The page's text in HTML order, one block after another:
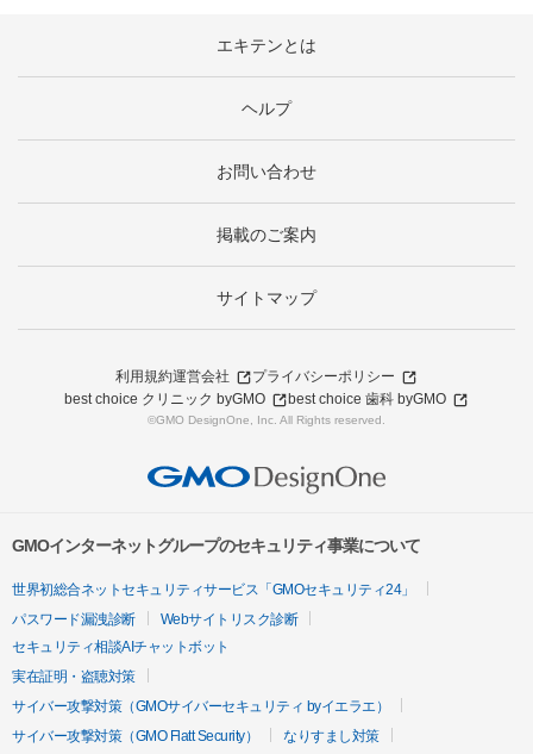
エキテンとは
ヘルプ
お問い合わせ
掲載のご案内
サイトマップ
利用規約運営会社
プライバシーポリシー
best choice クリニック byGMO
best choice 歯科 byGMO
©GMO DesignOne, Inc. All Rights reserved.
GMOインターネットグループのセキュリティ事業について
世界初総合ネットセキュリティサービス「GMOセキュリティ24」
パスワード漏洩診断
Webサイトリスク診断
セキュリティ相談AIチャットボット
実在証明・盗聴対策
サイバー攻撃対策（GMOサイバーセキュリティ byイエラエ）
サイバー攻撃対策（GMO Flatt Security）
なりすまし対策